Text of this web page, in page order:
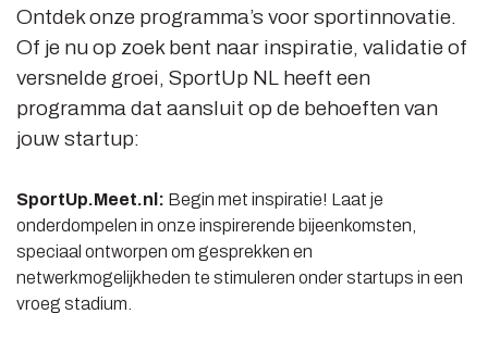
Ontdek onze programma’s voor sportinnovatie.
Of je nu op zoek bent naar inspiratie, validatie of
versnelde groei, SportUp NL heeft een
programma dat aansluit op de behoeften van
jouw startup:
SportUp.Meet.nl: Begin met inspiratie! Laat je
onderdompelen in onze inspirerende bijeenkomsten,
speciaal ontworpen om gesprekken en
netwerkmogelijkheden te stimuleren onder startups in een
vroeg stadium.